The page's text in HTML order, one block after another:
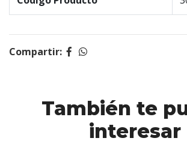
Compartir:
También te
interesar